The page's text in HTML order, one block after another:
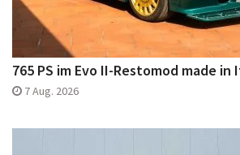
765 PS im Evo II-Restomod made in
7 Aug. 2026